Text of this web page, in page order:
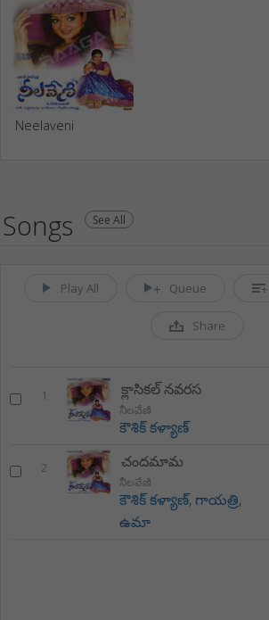
Neelaveni
Songs See All
Play All Queue
Share
1 క్లాసికల్ నవరస
నీలవేణి
కౌశిక్ కళ్యాణ్
2 చందమామ
నీలవేణి
కౌశిక్ కళ్యాణ్,గాయత్రి,
ఉమా